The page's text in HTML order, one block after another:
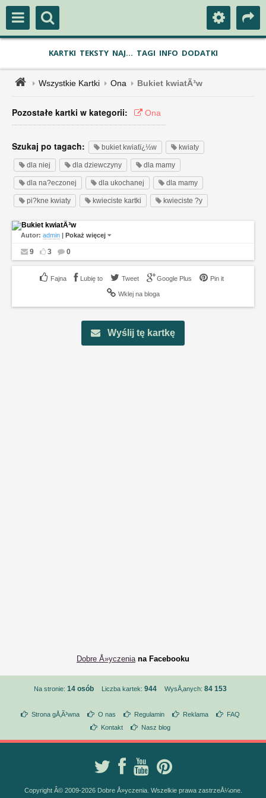
KARTKI TEKSTY NAJ... TAGI INFO DODATKI
Wszystkie Kartki Ona Bukiet kwiatÃ³w
Pozostałe kartki w kategorii: Ona
Szukaj po tagach: bukiet kwiatï¿½w kwiaty
dla niej dla dziewczyny dla mamy
dla na?eczonej dla ukochanej dla mamy
pi?kne kwiaty kwieciste kartki kwieciste ?y
Autor: admin | Pokaż więcej
9 3 0
Lubię to Tweet Google Plus Pin it
Wklej na bloga
Wyślij tę kartkę
Dobre Å»yczeniana Facebooku
Na stronie: 14 osób Liczba kartek: 944 WysÅ‚anych: 84 153
Strona gÅ‚Ã³wna O nas Regulamin Reklama
FAQ
Kontakt
Nasz blog
Copyright Â© 2009-2026 Dobre Å»yczenia. Wszelkie prawa zastrzeÅ¼one.